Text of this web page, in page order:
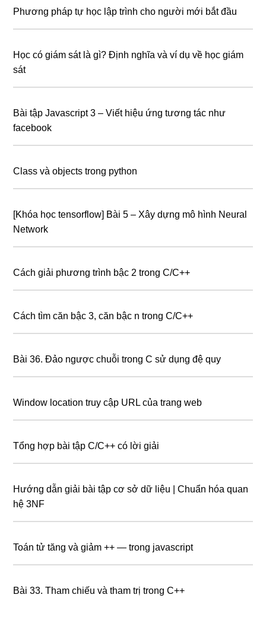
Phương pháp tự học lập trình cho người mới bắt đầu
Học có giám sát là gì? Định nghĩa và ví dụ về học giám
sát
Bài tập Javascript 3 – Viết hiệu ứng tương tác như
facebook
Class và objects trong python
[Khóa học tensorflow] Bài 5 – Xây dựng mô hình Neural
Network
Cách giải phương trình bậc 2 trong C/C++
Cách tìm căn bậc 3, căn bậc n trong C/C++
Bài 36. Đảo ngược chuỗi trong C sử dụng đệ quy
Window location truy cập URL của trang web
Tổng hợp bài tập C/C++ có lời giải
Hướng dẫn giải bài tập cơ sở dữ liệu | Chuẩn hóa quan
hệ 3NF
Toán tử tăng và giảm ++ — trong javascript
Bài 33. Tham chiếu và tham trị trong C++